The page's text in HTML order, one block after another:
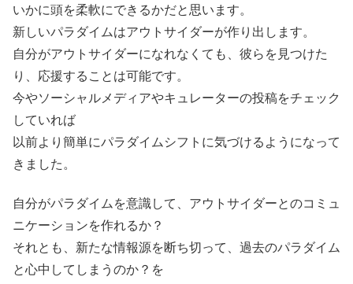
いかに頭を柔軟にできるかだと思います。
新しいパラダイムはアウトサイダーが作り出します。
自分がアウトサイダーになれなくても、彼らを見つけた
り、応援することは可能です。
今やソーシャルメディアやキュレーターの投稿をチェック
していれば
以前より簡単にパラダイムシフトに気づけるようになって
きました。
自分がパラダイムを意識して、アウトサイダーとのコミュ
ニケーションを作れるか？
それとも、新たな情報源を断ち切って、過去のパラダイム
と心中してしまうのか？を